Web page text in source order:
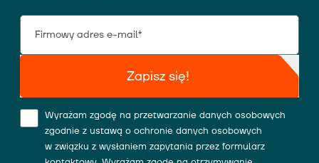
Zapisz się!
Wyrażam zgodę na przetwarzanie danych osobowych
zgodnie z ustawą o ochronie danych osobowych
w związku z wysłaniem zapytania przez formularz